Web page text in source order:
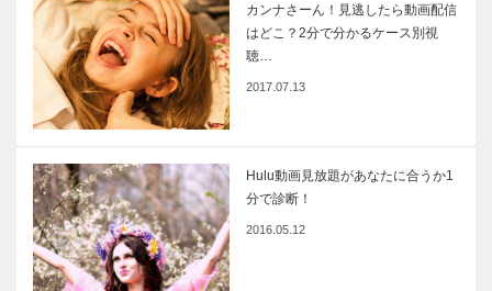
カンナさーん！見逃したら動画配信
はどこ？2分で分かるケース別視
聴…
2017.07.13
Hulu動画見放題があなたに合うか1
分で診断！
2016.05.12